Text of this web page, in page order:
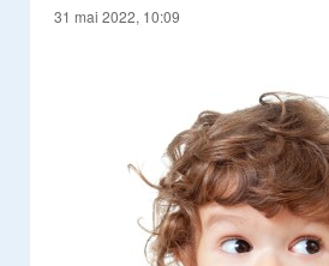
31 mai 2022, 10:09